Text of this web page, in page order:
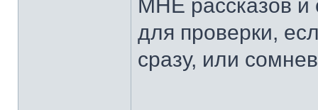
МНЕ рассказов и
для проверки,
сразу, или